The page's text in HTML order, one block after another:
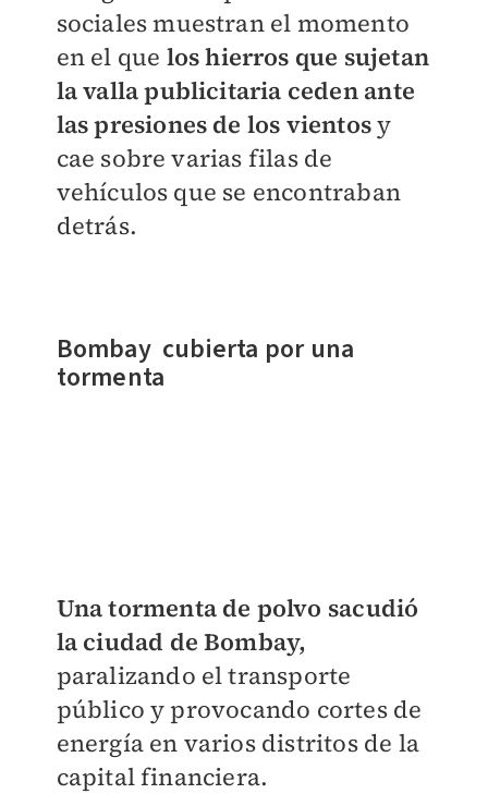
sociales muestran el momento
en el que los hierros que sujetan
la valla publicitaria ceden ante
las presiones de los vientosy
cae sobre varias filas de
vehículos que se encontraban
detrás.
Bombay cubierta por una
tormenta
Una tormenta de polvo sacudió
la ciudad de Bombay,
paralizando el transporte
público y provocando cortes de
energía en varios distritos de la
capital financiera.